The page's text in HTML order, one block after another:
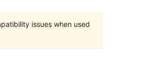
issues when used